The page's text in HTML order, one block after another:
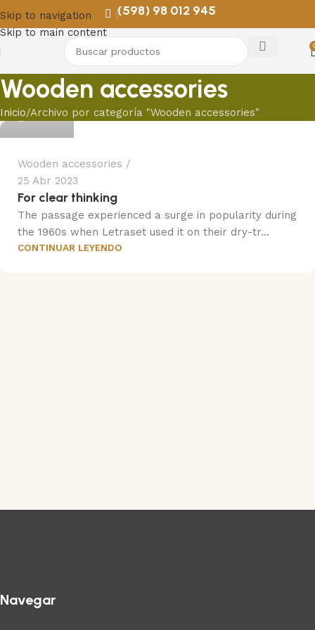
Skip to navigation
Skip to main content
(598) 98 012 945
Wooden accessories
Inicio Archivo por categoría "Wooden accessories"
Trend
Wooden accessories
25 Abr 2023
For clear thinking
The passage experienced a surge in popularity during
the 1960s when Letraset used it on their dry-tr...
CONTINUAR LEYENDO
Navegar